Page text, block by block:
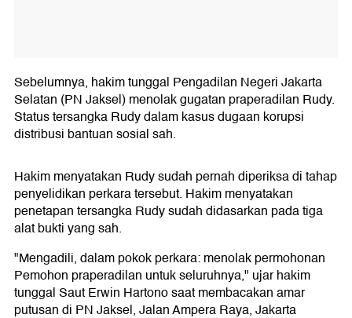
Sebelumnya, hakim tunggal Pengadilan Negeri Jakarta
Selatan (PN Jaksel) menolak gugatan praperadilan Rudy.
Status tersangka Rudy dalam kasus dugaan korupsi
distribusi bantuan sosial sah.
Hakim menyatakan Rudy sudah pernah diperiksa di tahap
penyelidikan perkara tersebut. Hakim menyatakan
penetapan tersangka Rudy sudah didasarkan pada tiga
alat bukti yang sah.
"Mengadili, dalam pokok perkara: menolak permohonan
Pemohon praperadilan untuk seluruhnya," ujar hakim
tunggal Saut Erwin Hartono saat membacakan amar
putusan di PN Jaksel, Jalan Ampera Raya, Jakarta